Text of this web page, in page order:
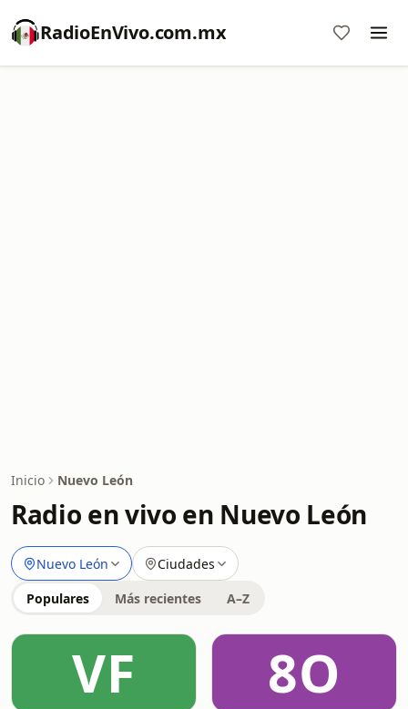
RadioEnVivo.com.mx
Inicio Nuevo León
Radio en vivo en Nuevo León
Nuevo León Ciudades
Populares Más recientes A–Z
VF 8O